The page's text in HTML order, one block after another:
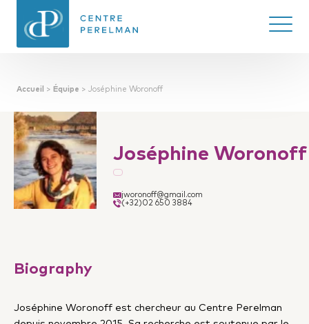
DE PHILOSOPHIE
DU DROIT
Ouvrir/
Accueil > Équipe > Joséphine Woronoff
Joséphine Woronoff
jworonoff@gmail.com
(+32)02 650 3884
Biography
Joséphine Woronoff est chercheur au Centre Perelman